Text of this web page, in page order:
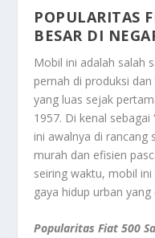
POPULARITAS
BESAR DI
Mobil ini adalah salah
pernah di produksi
yang luas sejak
1957. Di kenal sebagai
ini awalnya di rancang
murah dan efisien
seiring waktu, mobil
gaya hidup urban
Popularitas Fiat 500